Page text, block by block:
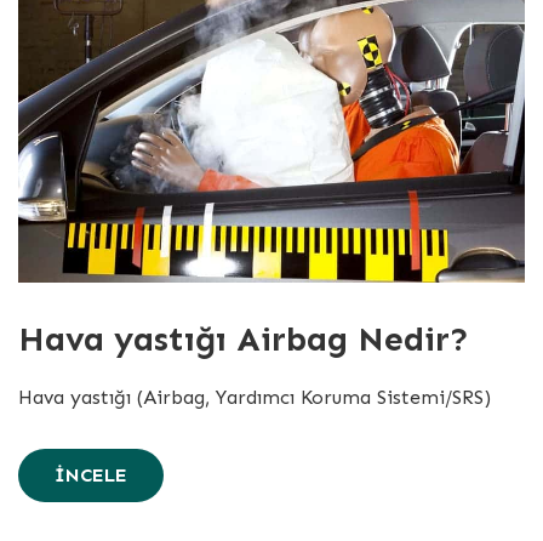
Hava yastığı Airbag Nedir?
Hava yastığı (Airbag, Yardımcı Koruma Sistemi/SRS)
İNCELE